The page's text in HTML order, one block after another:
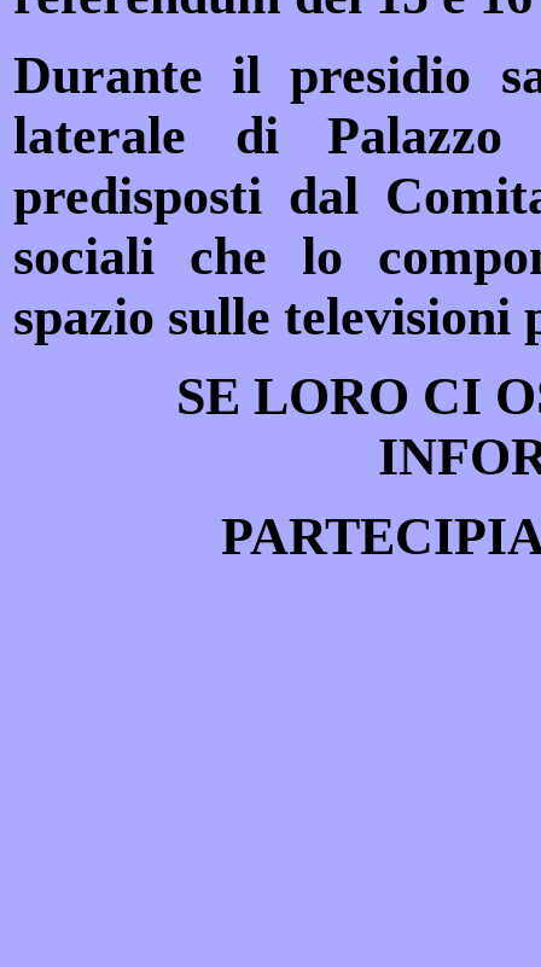
Durante il presidio
laterale di
predisposti dal
sociali che lo
spazio sulle televisioni
SE LORO CI